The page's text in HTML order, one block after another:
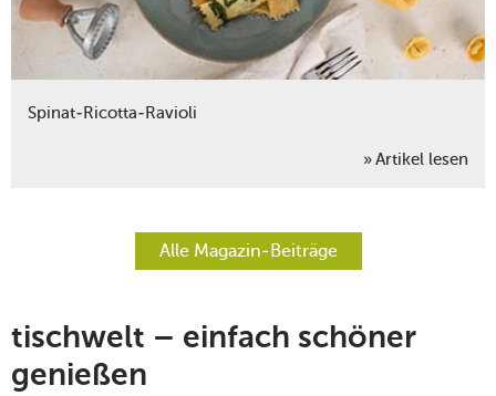
Spinat-Ricotta-Ravioli
Artikel lesen
Alle Magazin-Beiträge
tischwelt – einfach schöner
genießen